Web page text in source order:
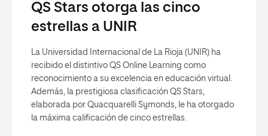
QS Stars otorga las cinco
estrellas a UNIR
La Universidad Internacional de La Rioja (UNIR) ha
recibido el distintivo QS Online Learning como
reconocimiento a su excelencia en educación virtual.
Además, la prestigiosa clasificación QS Stars,
elaborada por Quacquarelli Symonds, le ha otorgado
la máxima calificación de cinco estrellas.